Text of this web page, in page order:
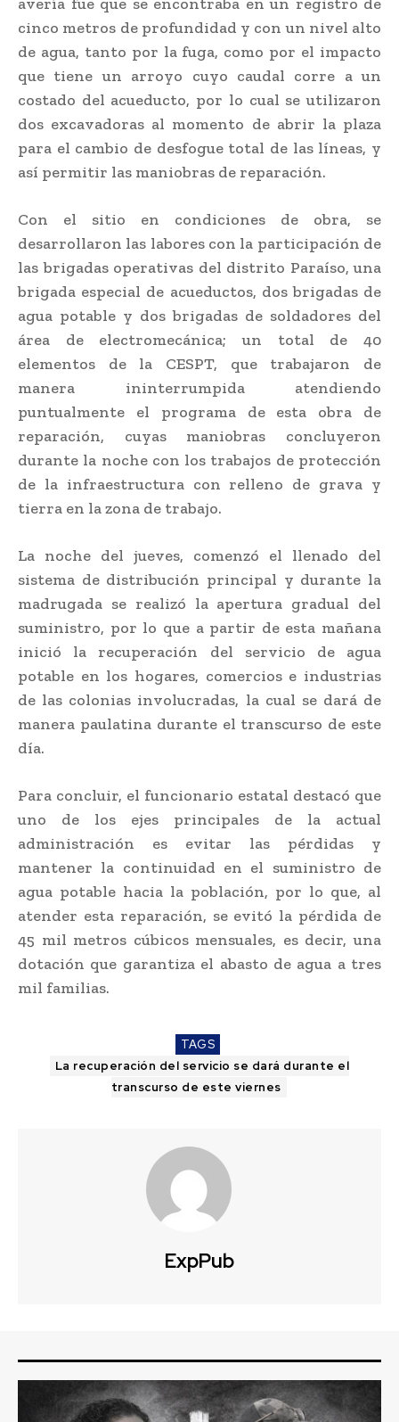
cinco metros de profundidad y con un nivel alto
de agua, tanto por la fuga, como por el impacto
que tiene un arroyo cuyo caudal corre a un
costado del acueducto, por lo cual se utilizaron
dos excavadoras al momento de abrir la plaza
para el cambio de desfogue total de las líneas, y
así permitir las maniobras de reparación.
Con el sitio en condiciones de obra, se
desarrollaron las labores con la participación de
las brigadas operativas del distrito Paraíso, una
brigada especial de acueductos, dos brigadas de
agua potable y dos brigadas de soldadores del
área de electromecánica; un total de 40
elementos de la CESPT, que trabajaron de
manera ininterrumpida atendiendo
puntualmente el programa de esta obra de
reparación, cuyas maniobras concluyeron
durante la noche con los trabajos de protección
de la infraestructura con relleno de grava y
tierra en la zona de trabajo.
La noche del jueves, comenzó el llenado del
sistema de distribución principal y durante la
madrugada se realizó la apertura gradual del
suministro, por lo que a partir de esta mañana
inició la recuperación del servicio de agua
potable en los hogares, comercios e industrias
de las colonias involucradas, la cual se dará de
manera paulatina durante el transcurso de este
día.
Para concluir, el funcionario estatal destacó que
uno de los ejes principales de la actual
administración es evitar las pérdidas y
mantener la continuidad en el suministro de
agua potable hacia la población, por lo que, al
atender esta reparación, se evitó la pérdida de
45 mil metros cúbicos mensuales, es decir, una
dotación que garantiza el abasto de agua a tres
mil familias.
TAGS
La recuperación del servicio se dará durante el
transcurso de este viernes
ExpPub